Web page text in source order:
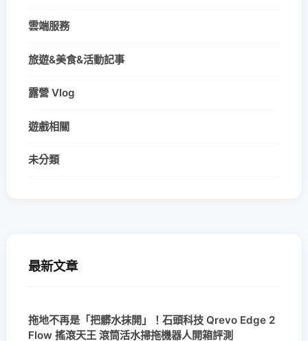
雲端服務
旅遊&美食&活動記事
露營 Vlog
遊戲相關
未分類
最新文章
拖地不再是「把髒水抹開」！石頭科技 Qrevo Edge 2
Flow 搖滾天王 滾筒活水掃拖機器人開箱評測